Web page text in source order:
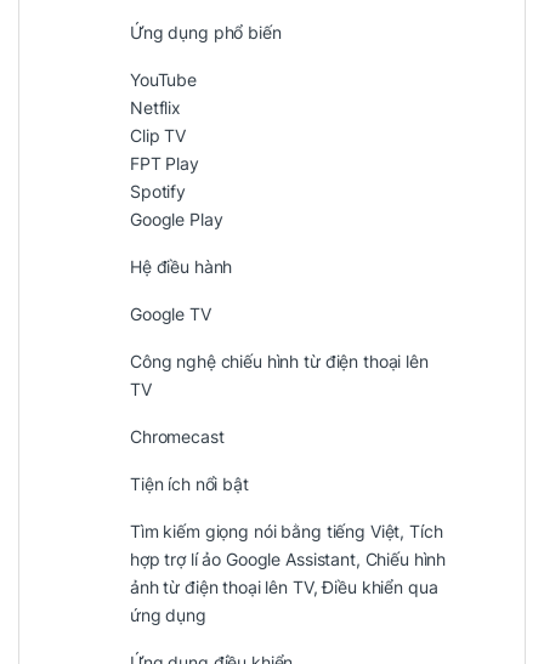
Ứng dụng phổ biến
YouTube
Netflix
Clip TV
FPT Play
Spotify
Google Play
Hệ điều hành
Google TV
Công nghệ chiếu hình từ điện thoại lên
TV
Chromecast
Tiện ích nổi bật
Tìm kiếm giọng nói bằng tiếng Việt, Tích
hợp trợ lí ảo Google Assistant, Chiếu hình
ảnh từ điện thoại lên TV, Điều khiển qua
ứng dụng